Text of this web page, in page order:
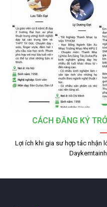
CÁCH ĐĂNG KÝ
Lợi ích khi gia sư hợp tác nhận